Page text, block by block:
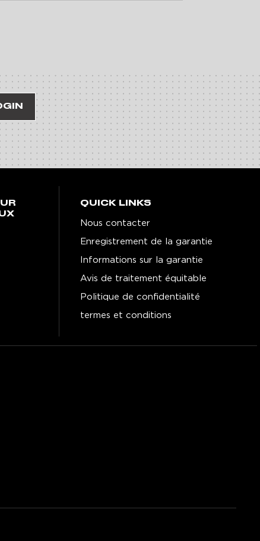
QUICK LINKS
Nous contacter
Enregistrement de la garantie
Informations sur la garantie
Avis de traitement équitable
Politique de confidentialité
termes et conditions